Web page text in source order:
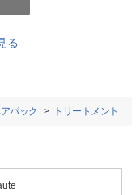
る
パック トリートメント